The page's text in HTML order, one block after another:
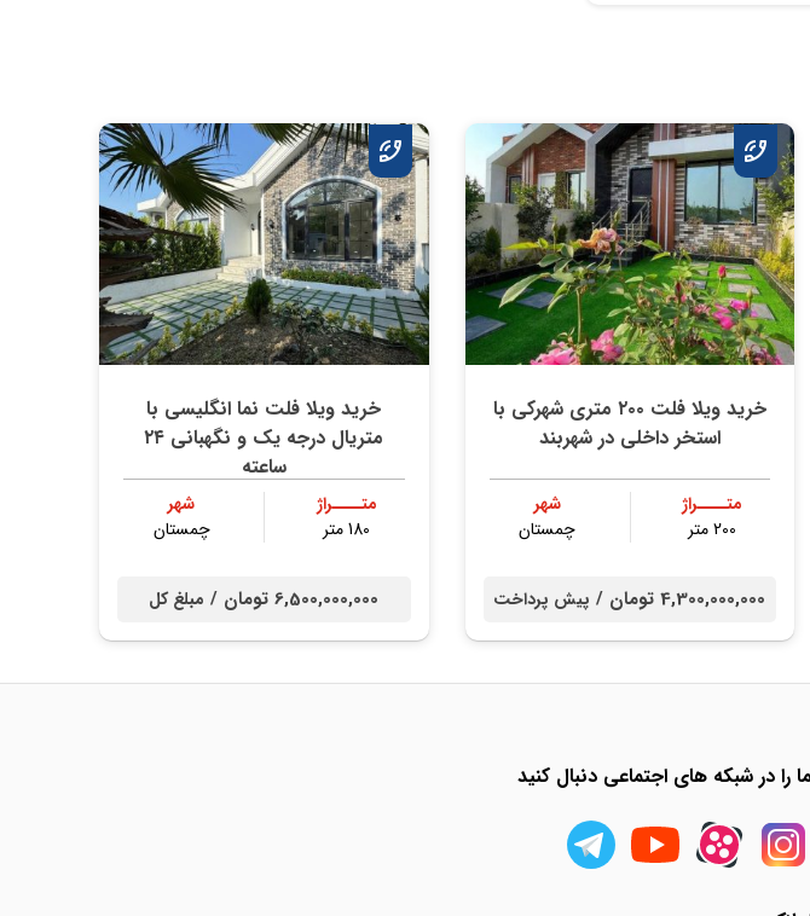
خريد ويلا فلت ٢٠٠ متري شهركي با
استخر داخلي در شهربند
متــــراژ
200 متر
شهر
چمستان
4,300,000,000 تومان / پیش پرداخت
خريد ویلا فلت نما انگلیسی با
متریال درجه‌ یک و نگهبانی ۲۴
ساعته
متــــراژ
180 متر
شهر
چمستان
6,500,000,000 تومان / مبلغ کل
ما را در شبکه های اجتماعی دنبال کنید